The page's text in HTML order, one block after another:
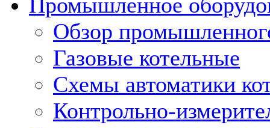
Обзор
Газовые котельные
Схемы автоматики
Контрольно-